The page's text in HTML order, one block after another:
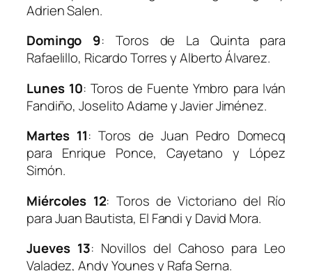
Adrien Salen.
Domingo 9: Toros de La Quinta para
Rafaelillo, Ricardo Torres y Alberto Álvarez.
Lunes 10: Toros de Fuente Ymbro para Iván
Fandiño, Joselito Adame y Javier Jiménez.
Martes 11: Toros de Juan Pedro Domecq
para Enrique Ponce, Cayetano y López
Simón.
Miércoles 12: Toros de Victoriano del Río
para Juan Bautista, El Fandi y David Mora.
Jueves 13: Novillos del Cahoso para Leo
Valadez, Andy Younes y Rafa Serna.